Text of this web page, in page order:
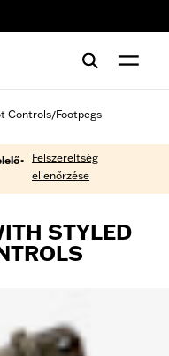
Controls/Footpegs
Felszereltség
ellenőrzése
STYLED